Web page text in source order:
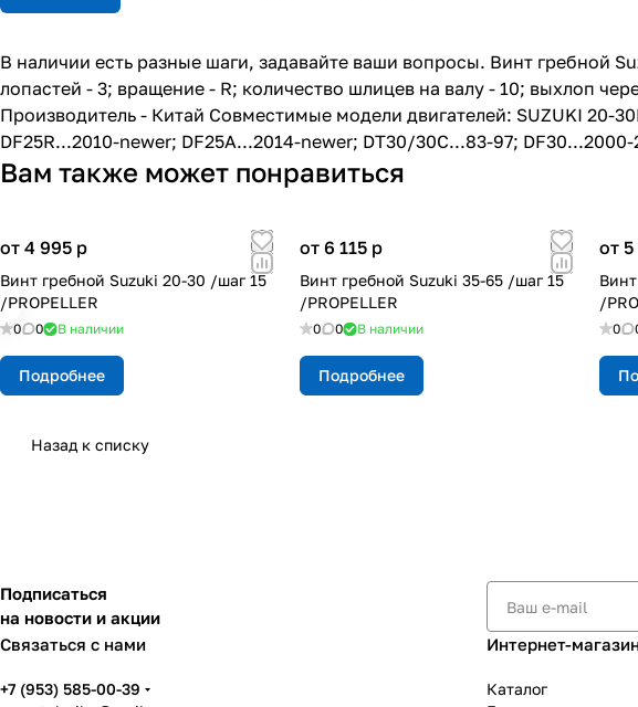
В наличии есть разные шаги, задавайте ваши вопросы. Винт гребной
лопастей - 3; вращение - R; количество шлицев на валу - 10; выхлоп
Производитель - Китай Совместимые модели двигателей: SUZUKI 20-
DF25R...2010-newer; DF25A...2014-newer; DT30/30C...83-97;
Вам также может понравиться
от 4 995 p
Винт гребной Suzuki 20-30 /шаг 15
/PROPELLER
0 0 В наличии
Подробнее
от 6 115 p
Винт гребной Suzuki 35-65 /шаг 15
/PROPELLER
0 0 В наличии
Подробнее
от
/
0
Назад к списку
Подписаться
на новости и акции
Связаться с нами
+7 (953) 585-00-39
Интернет-
Каталог